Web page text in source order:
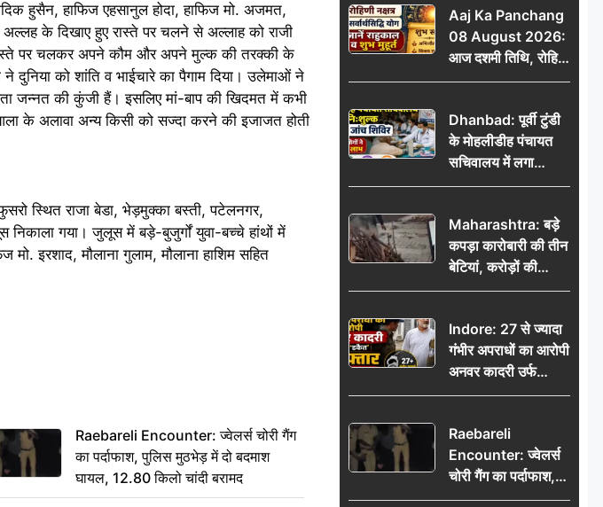
हुसैन, हाफिज एहसानुल होदा, हाफिज मो. अजमत,
के दिखाए हुए रास्ते पर चलने से अल्लाह को राजी
पर चलकर अपने कौम और अपने मुल्क की तरक्की के
को शांति व भाईचारे का पैगाम दिया। उलेमाओं ने
जन्नत की कुंजी हैं। इसलिए मां-बाप की खिदमत में कभी
के अलावा अन्य किसी को सज्दा करने की इजाजत होती
स्थित राजा बेडा, भेड़मुक्का बस्ती, पटेलनगर,
गया। जुलूस में बड़े-बुजुर्गों युवा-बच्चे हांथों में
इरशाद, मौलाना गुलाम, मौलाना हाशिम सहित
Raebareli Encounter: ज्वेलर्स चोरी गैंग
का पर्दाफाश, पुलिस मुठभेड़ में दो बदमाश
घायल, 12.80 किलो चांदी बरामद
और करियर में सफलता?
Aaj Ka Panchang
08 August 2026:
आज दशमी तिथि, रोहिणी
नक्षत्र और सर्वार्थसिद्धि
शुभ मुहूर्त
Dhanbad: पूर्वी टुंडी
के मोहलीडीह पंचायत
सचिवालय में लगा
निःशुल्क स्वास्थ्य जांच
उठाया लाभ
Maharashtra: बड़े
कपड़ा कारोबारी की तीन
बेटियां, करोड़ों की
कमाई… फिर भी पिता
अंतिम दिन, 5100 रुपये
भेजकर कहा– अंतिम
संस्कार कर दीजिए हम
नहीं आ पाएंगे
Indore: 27 से ज्यादा
गंभीर अपराधों का आरोपी
अनवर कादरी उर्फ
‘डकैत’ गिरफ्तार, इंदौर
Raebareli
Encounter: ज्वेलर्स
चोरी गैंग का पर्दाफाश,
पुलिस मुठभेड़ में दो